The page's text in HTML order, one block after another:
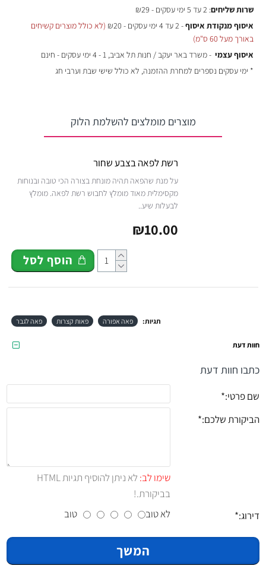
שרות שליחים: 2 עד 5 ימי עסקים - ₪29
איסוף מנקודת איסוף- 2 עד 4 ימי עסקים - ₪20
(לא כולל מוצרים קשיחים
באורך מעל 60 ס"מ)
איסוף עצמי - משרד באר יעקב / חנות תל אביב, 1 - 4 ימי עסקים - חינם
* ימי עסקים נספרים למחרת ההזמנה, לא כולל שישי שבת וערבי חג
מוצרים מומלצים להשלמת הלוק
רשת לפאה בצבע שחור
על מנת שהפאה תהיה מונחת בצורה הכי טובה ובנוחות
מקסימלית מאוד מומלץ לחבוש רשת לפאה. מומלץ
לבעלות שיע..
₪10.00
הוסף לסל
תגיות: פאה אפורה פאות קצרות פאה לגבר
חוות דעת
כתבו חוות דעת
שם פרטי:
הביקורת שלכם:
שימו לב:
לא ניתן להוסיף תגיות HTML
בביקורת.!
דירוג:
לא טוב טוב
המשך